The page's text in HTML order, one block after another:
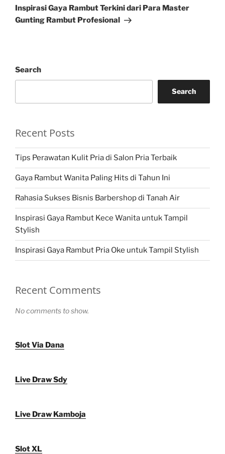
Post
Inspirasi Gaya Rambut Terkini dari Para Master
Gunting Rambut Profesional
Search
Search
Recent Posts
Tips Perawatan Kulit Pria di Salon Pria Terbaik
Gaya Rambut Wanita Paling Hits di Tahun Ini
Rahasia Sukses Bisnis Barbershop di Tanah Air
Inspirasi Gaya Rambut Kece Wanita untuk Tampil
Stylish
Inspirasi Gaya Rambut Pria Oke untuk Tampil Stylish
Recent Comments
No comments to show.
Slot Via Dana
Live Draw Sdy
Live Draw Kamboja
Slot XL